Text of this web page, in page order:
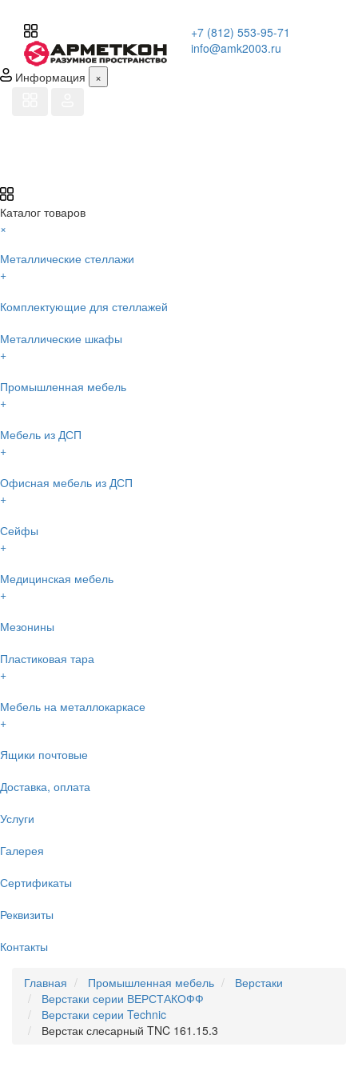
+7 (812) 553-95-71
info@amk2003.ru
Информация
×
Каталог товаров
×
Металлические стеллажи
+
Комплектующие для стеллажей
Металлические шкафы
+
Промышленная мебель
+
Мебель из ДСП
+
Офисная мебель из ДСП
+
Сейфы
+
Медицинская мебель
+
Мезонины
Пластиковая тара
+
Мебель на металлокаркасе
+
Ящики почтовые
Доставка, оплата
Услуги
Галерея
Сертификаты
Реквизиты
Контакты
Главная Промышленная мебель
Верстаки
Верстаки серии ВЕРСТАКОФФ
Верстаки серии Technic
Верстак слесарный TNC 161.15.3